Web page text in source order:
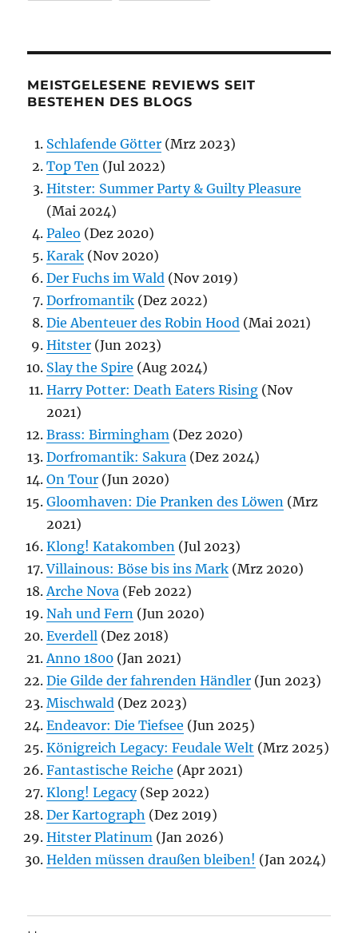
MEISTGELESENE REVIEWS SEIT
BESTEHEN DES BLOGS
Schlafende Götter (Mrz 2023)
Top Ten (Jul 2022)
Hitster: Summer Party & Guilty Pleasure
(Mai 2024)
Paleo (Dez 2020)
Karak (Nov 2020)
Der Fuchs im Wald (Nov 2019)
Dorfromantik (Dez 2022)
Die Abenteuer des Robin Hood (Mai 2021)
Hitster (Jun 2023)
Slay the Spire (Aug 2024)
Harry Potter: Death Eaters Rising (Nov
2021)
Brass: Birmingham (Dez 2020)
Dorfromantik: Sakura (Dez 2024)
On Tour (Jun 2020)
Gloomhaven: Die Pranken des Löwen (Mrz
2021)
Klong! Katakomben (Jul 2023)
Villainous: Böse bis ins Mark (Mrz 2020)
Arche Nova (Feb 2022)
Nah und Fern (Jun 2020)
Everdell (Dez 2018)
Anno 1800 (Jan 2021)
Die Gilde der fahrenden Händler (Jun 2023)
Mischwald (Dez 2023)
Endeavor: Die Tiefsee (Jun 2025)
Königreich Legacy: Feudale Welt (Mrz 2025)
Fantastische Reiche (Apr 2021)
Klong! Legacy(Sep 2022)
Der Kartograph (Dez 2019)
Hitster Platinum (Jan 2026)
Helden müssen draußen bleiben! (Jan 2024)